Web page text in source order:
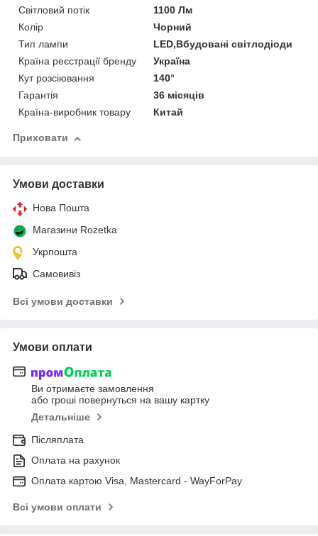
Світловий потік
1100 Лм
Колір
Чорний
Тип лампи
LED,Вбудовані світлодіоди
Країна реєстрації бренду
Україна
Кут розсіювання
140°
Гарантія
36 місяців
Країна-виробник товару
Китай
Приховати
Умови доставки
Нова Пошта
Магазини Rozetka
Укрпошта
Самовивіз
Всі умови доставки
Умови оплати
Ви отримаєте замовлення
або гроші повернуться на вашу картку
Детальніше
Післяплата
Оплата на рахунок
Оплата картою Visa, Mastercard - WayForPay
Всі умови оплати